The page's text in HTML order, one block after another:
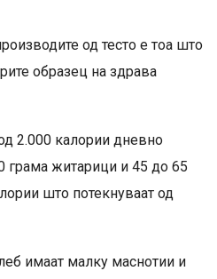
од тесто е тоа што
образец на здрава
2.000 калории дневно
грама житарици и 45 до 65
што потекнуваат од
имаат малку маснотии и